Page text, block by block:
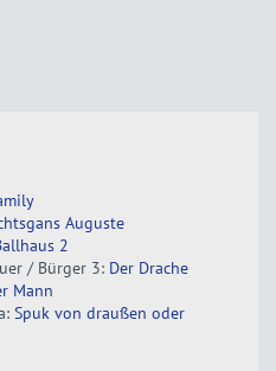
Auguste
2
/ Bürger 3: Der Drache
Mann
Spuk von draußen oder